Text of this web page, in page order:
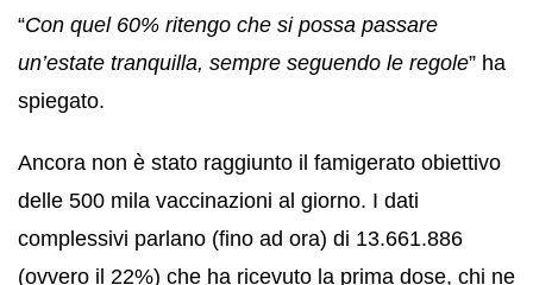
“Con quel 60% ritengo che si possa passare
un’estate tranquilla, sempre seguendo le regole” ha
spiegato.
Ancora non è stato raggiunto il famigerato obiettivo
delle 500 mila vaccinazioni al giorno. I dati
complessivi parlano (fino ad ora) di 13.661.886
(ovvero il 22%) che ha ricevuto la prima dose, chi ne